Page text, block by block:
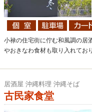
小禄の住宅街に佇む和風調の居
やおきなわ食材も取り入れてお
居酒屋 沖縄料理 沖縄そば
古民家食堂